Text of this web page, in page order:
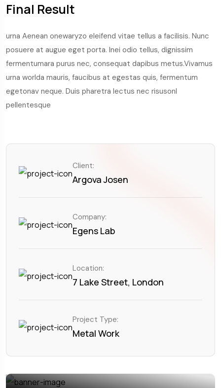
Final Result
urna Aenean onewaryzo eleifend vitae tellus a facilisis. Nunc
posuere at augue eget porta. Inei odio tellus, dignissim
fermentumara purus nec, consequat dapibus metus.Vivamus
urna worlda mauris, faucibus at egestas quis, fermentum
egetonav neque. Duis pharetra lectus nec risusonl
pellentesque
Client:
Argova Josen
Company:
Egens Lab
Location:
7 Lake Street, London
Project Type:
Metal Work